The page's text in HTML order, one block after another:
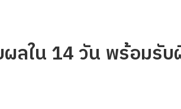
ใน 14 วัน พร้อมรับ